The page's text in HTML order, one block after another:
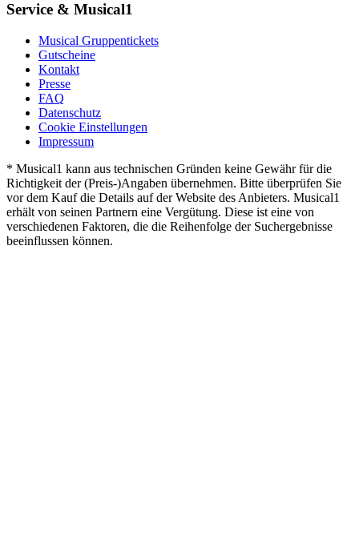
Service & Musical1
Musical Gruppentickets
Gutscheine
Kontakt
Presse
FAQ
Datenschutz
Cookie Einstellungen
Impressum
* Musical1 kann aus technischen Gründen keine Gewähr für die
Richtigkeit der (Preis-)Angaben übernehmen. Bitte überprüfen Sie
vor dem Kauf die Details auf der Website des Anbieters. Musical1
erhält von seinen Partnern eine Vergütung. Diese ist eine von
verschiedenen Faktoren, die die Reihenfolge der Suchergebnisse
beeinflussen können.